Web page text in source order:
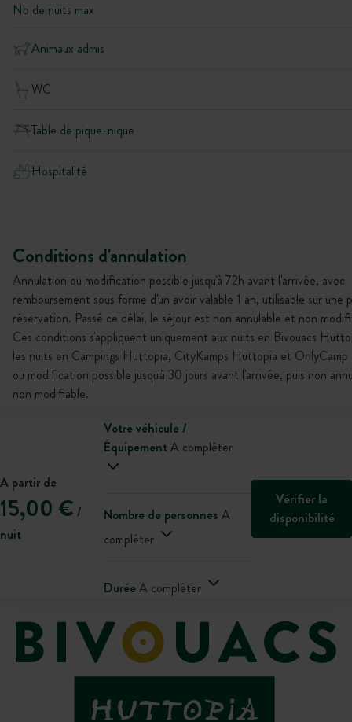
Nb de nuits max
Animaux admis
WC
Table de pique-nique
Hospitalité
Conditions d'annulation
Annulation ou modification possible jusqu'à 72h avant l'arrivée, avec
remboursement sous forme d'un avoir valable 1 an, utilisable sur une
réservation. Passé ce délai, le séjour est non annulable et non
Ces conditions s'appliquent uniquement aux nuits en Bivouacs
les nuits en Campings Huttopia, CityKamps Huttopia et OnlyCamp
ou modification possible jusqu'à 30 jours avant l'arrivée, puis non
non modifiable.
A partir de
15,00 € /
nuit
Votre véhicule /
ÉquipementA compléter
Nombre de personnes A
compléter
DuréeA compléter
Vérifier la
disponibilité